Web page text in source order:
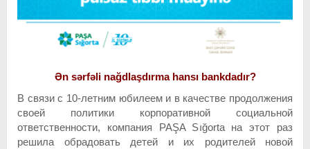
Ən sərfəli nağdlaşdırma hansı bankdadır?
В связи с 10-летним юбилеем и в качестве продолжения
своей политики корпоративной социальной
ответственности, компания PAŞA Sığorta на этот раз
решила обрадовать детей и их родителей новой